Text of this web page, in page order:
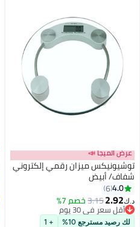
عرض الميجا 📣
توشيونيكس ميزان رقمي إلكتروني
شفاف/ أبيض
4.0
6
د.ك‏2.92
3.15خصم 7%
أقل سعر في 30 يوم
أقل سعر في 30 يوم
لك رصيد مسترجع 10% + 1